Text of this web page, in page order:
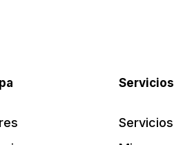
Servicios
Servicios